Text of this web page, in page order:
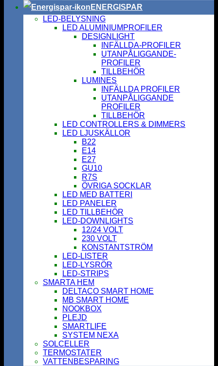
ENERGISPAR
LED-BELYSNING
LED ALUMINIUMPROFILER
DESIGNLIGHT
INFÄLLDA-PROFILER
UTANPÅLIGGANDE-
PROFILER
TILLBEHÖR
LUMINES
INFÄLLDA PROFILER
UTANPÅLIGGANDE
PROFILER
TILLBEHÖR
LED CONTROLLERS & DIMMERS
LED LJUSKÄLLOR
B22
E14
E27
GU10
R7S
ÖVRIGA SOCKLAR
LED MED BATTERI
LED PANELER
LED TILLBEHÖR
LED-DOWNLIGHTS
12/24 VOLT
230 VOLT
KONSTANTSTRÖM
LED-LISTER
LED-LYSRÖR
LED-STRIPS
SMARTA HEM
DELTACO SMART HOME
MB SMART HOME
NOOKBOX
PLEJD
SMARTLIFE
SYSTEM NEXA
SOLCELLER
TERMOSTATER
VATTENBESPARING